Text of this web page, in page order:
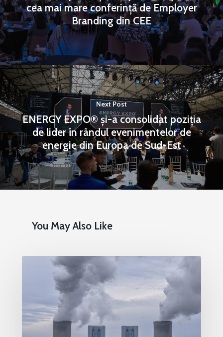
cea mai mare conferință de Employer
Branding din CEE
Next Post
ENERGY EXPO® și-a consolidat poziția
de lider în rândul evenimentelor de
energie din Europa de Sud-Est
You May Also Like